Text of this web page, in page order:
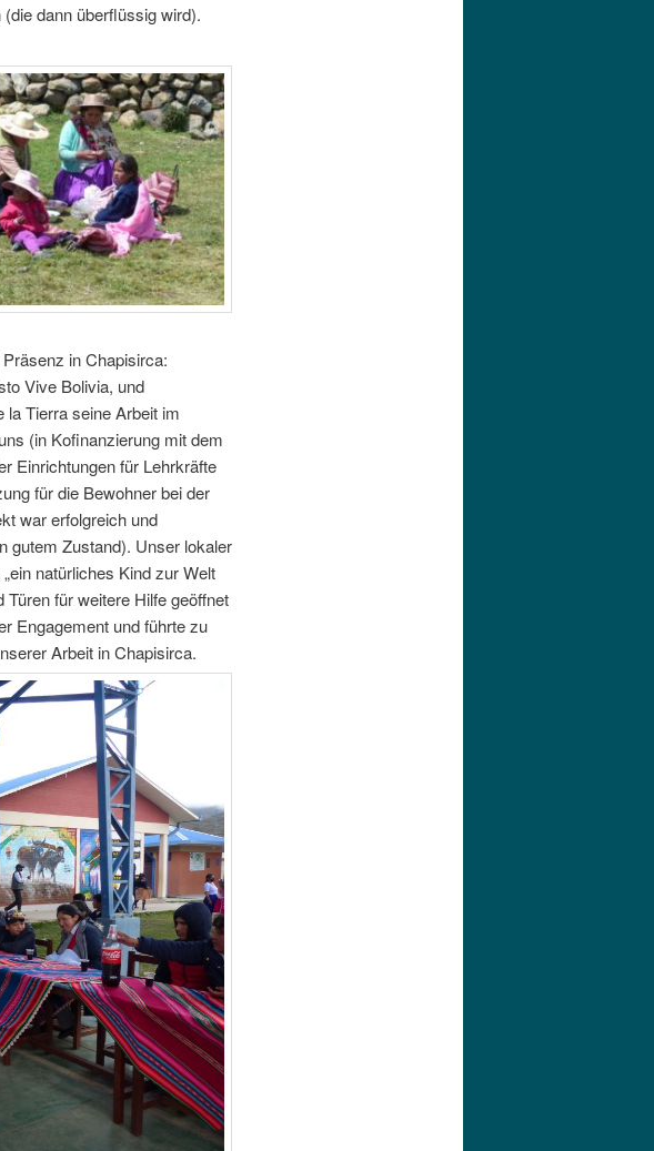
dann überflüssig wird).
in Chapisirca:
Vive Bolivia, und
la Tierra seine Arbeit im
(in Kofinanzierung mit dem
Einrichtungen für Lehrkräfte
für die Bewohner bei der
war erfolgreich und
gutem Zustand). Unser lokaler
natürliches Kind zur Welt
für weitere Hilfe geöffnet
Engagement und führte zu
Arbeit in Chapisirca.